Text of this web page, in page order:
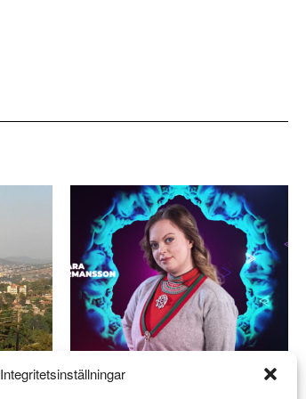
IntegritetsinställningarSaara Hermansson vill lyfta